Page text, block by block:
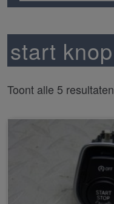
start knop
Toont alle 5 resultaten